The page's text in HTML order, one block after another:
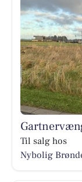
Til salg hos
Nybolig